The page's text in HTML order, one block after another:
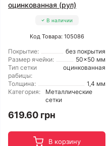
оцинкованная (рул)
В наличии
Код Товара: 105086
Покрытие:
без покрытия
Размер ячейки:
50x50 мм
Тип сетки
рабицы:
оцинкованная
Толщина:
1,4 мм
Категория:
Металлические
сетки
619.60 грн
В корзину